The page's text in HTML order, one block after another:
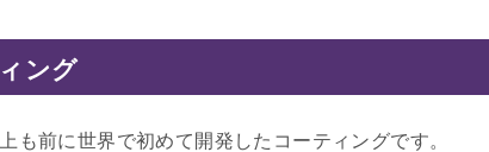
ング
も前に世界で初めて開発したコーティングです。